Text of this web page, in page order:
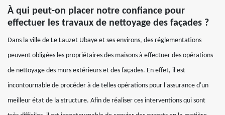
À qui peut-on placer notre confiance pour
effectuer les travaux de nettoyage des façades ?
Dans la ville de Le Lauzet Ubaye et ses environs, des réglementations
peuvent obligées les propriétaires des maisons à effectuer des opérations
de nettoyage des murs extérieurs et des façades. En effet, il est
incontournable de procéder à de telles opérations pour l'assurance d'un
meilleur état de la structure. Afin de réaliser ces interventions qui sont